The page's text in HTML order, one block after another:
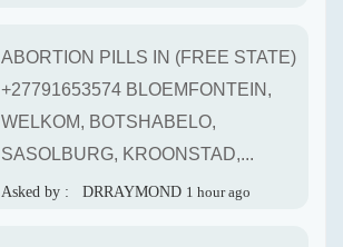
ABORTION PILLS IN (FREE STATE)
+27791653574 BLOEMFONTEIN,
WELKOM, BOTSHABELO,
SASOLBURG, KROONSTAD,...
Asked by : DRRAYMOND 1 hour ago